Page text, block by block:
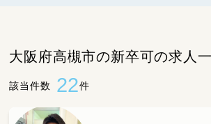
大阪府高槻市の新卒可の求人
該当件数 22件